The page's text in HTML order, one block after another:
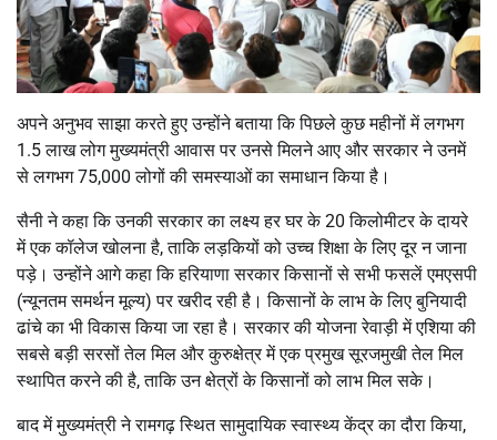
अपने अनुभव साझा करते हुए उन्होंने बताया कि पिछले कुछ महीनों में लगभग
1.5 लाख लोग मुख्यमंत्री आवास पर उनसे मिलने आए और सरकार ने उनमें
से लगभग 75,000 लोगों की समस्याओं का समाधान किया है।
सैनी ने कहा कि उनकी सरकार का लक्ष्य हर घर के 20 किलोमीटर के दायरे
में एक कॉलेज खोलना है, ताकि लड़कियों को उच्च शिक्षा के लिए दूर न जाना
पड़े। उन्होंने आगे कहा कि हरियाणा सरकार किसानों से सभी फसलें एमएसपी
(न्यूनतम समर्थन मूल्य) पर खरीद रही है। किसानों के लाभ के लिए बुनियादी
ढांचे का भी विकास किया जा रहा है। सरकार की योजना रेवाड़ी में एशिया की
सबसे बड़ी सरसों तेल मिल और कुरुक्षेत्र में एक प्रमुख सूरजमुखी तेल मिल
स्थापित करने की है, ताकि उन क्षेत्रों के किसानों को लाभ मिल सके।
बाद में मुख्यमंत्री ने रामगढ़ स्थित सामुदायिक स्वास्थ्य केंद्र का दौरा किया,